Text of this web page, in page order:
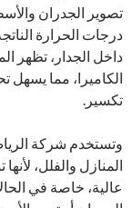
تصوير الجدران
درجات الحرارة
داخل الجدار، تظهر
الكاميرا، مما يسهل
تكسير.
وتستخدم شركة
المنازل والفلل،
عالية، خاصة في